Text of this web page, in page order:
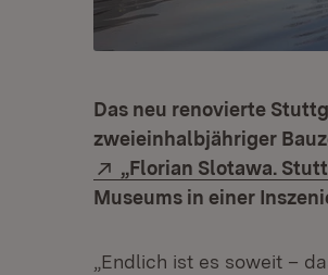
Das neu renovierte
zweieinhalbjähriger
Extern:
„Florian Slotawa.
Museums in einer
„Endlich ist es soweit –